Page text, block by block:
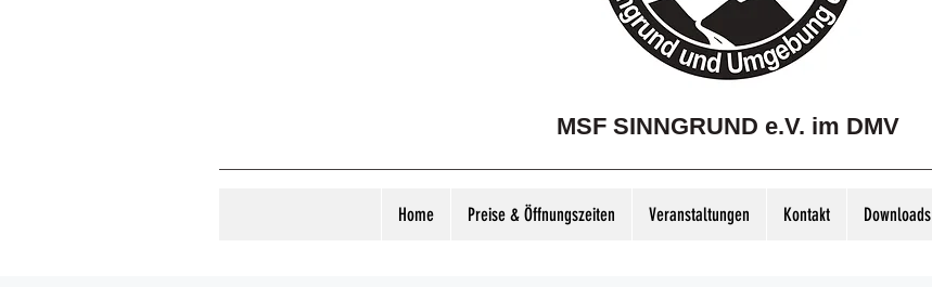
MSF SINNGRUND e.V. im DMV
Home Preise & Öffnungszeiten Veranstaltungen Kontakt Downloads